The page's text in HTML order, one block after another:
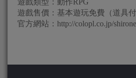
遊戲類型：動作RPG
遊戲售價：基本遊玩免費（道具付
官方網站：http://colopl.co.jp/